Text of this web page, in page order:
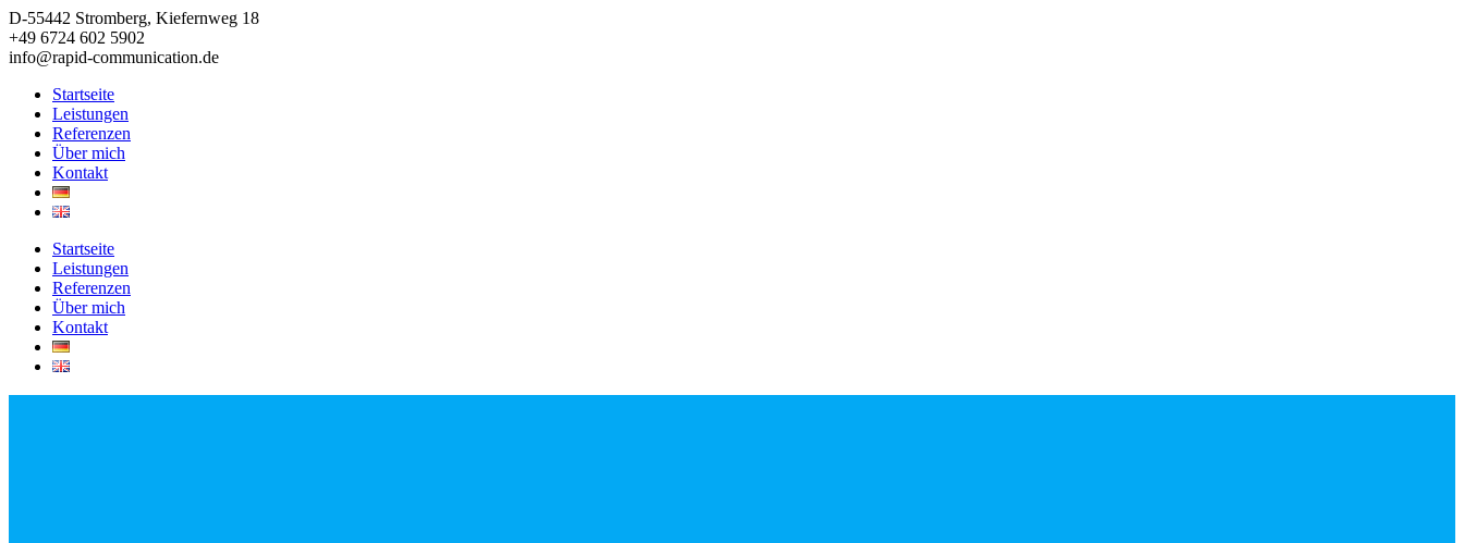
Zum
Inhalt
springen
D-55442 Stromberg, Kiefernweg 18
+49 6724 602 5902
info@rapid-communication.de
Startseite
Leistungen
Referenzen
Über mich
Kontakt
Startseite
Leistungen
Referenzen
Über mich
Kontakt